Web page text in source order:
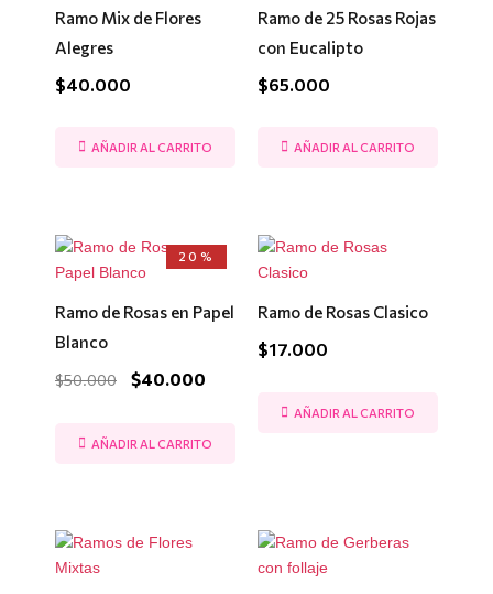
Ramo Mix de Flores
Alegres
$40.000
AÑADIR AL CARRITO
Ramo de 25 Rosas Rojas
con Eucalipto
$65.000
AÑADIR AL CARRITO
20%
Ramo de Rosas en Papel
Blanco
$50.000
El
precio
era:
$40.000
El
precio
es:
AÑADIR AL CARRITO
Ramo de Rosas Clasico
$17.000
AÑADIR AL CARRITO